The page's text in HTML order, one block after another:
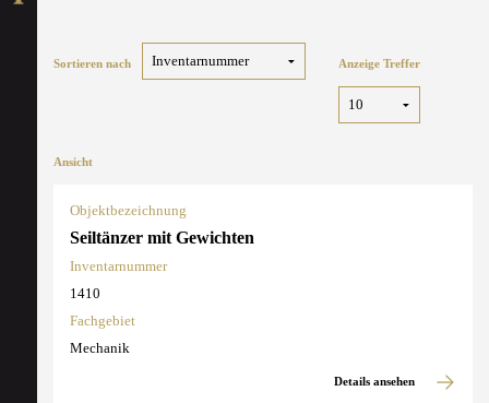
Sortieren nach Anzeige Treffer
Ansicht
Objektbezeichnung
Seiltänzer mit Gewichten
Inventarnummer
1410
Fachgebiet
Mechanik
Details ansehen